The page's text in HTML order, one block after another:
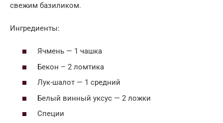
свежим базиликом.
Ингредиенты:
Ячмень — 1 чашка
Бекон – 2 ломтика
Лук-шалот — 1 средний
Белый винный уксус — 2 ложки
Специи